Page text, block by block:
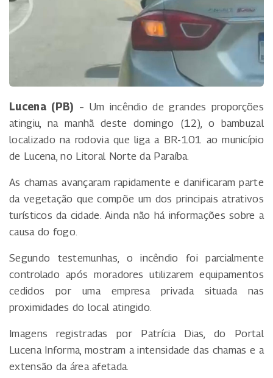
Lucena (PB) – Um incêndio de grandes proporções
atingiu, na manhã deste domingo (12), o bambuzal
localizado na rodovia que liga a BR-101 ao município
de Lucena, no Litoral Norte da Paraíba.
As chamas avançaram rapidamente e danificaram parte
da vegetação que compõe um dos principais atrativos
turísticos da cidade. Ainda não há informações sobre a
causa do fogo.
Segundo testemunhas, o incêndio foi parcialmente
controlado após moradores utilizarem equipamentos
cedidos por uma empresa privada situada nas
proximidades do local atingido.
Imagens registradas por Patrícia Dias, do Portal
Lucena Informa, mostram a intensidade das chamas e a
extensão da área afetada.